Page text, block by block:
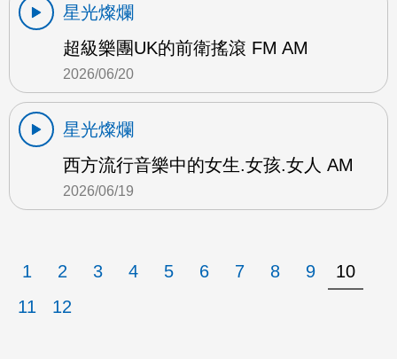
星光燦爛
超級樂團UK的前衛搖滾 FM AM
2026/06/20
星光燦爛
西方流行音樂中的女生.女孩.女人 AM
2026/06/19
1 2 3 4 5 6 7 8 9
10
11
12